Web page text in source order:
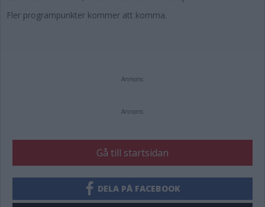
Fler programpunkter kommer att komma.
Annons:
Annons:
Gå till startsidan
DELA PÅ FACEBOOK